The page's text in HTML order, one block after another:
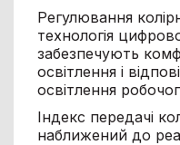
Регулювання
технологія
забезпечують
освітлення і
освітлення
Індекс передачі
наближений до